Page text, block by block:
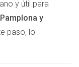
en Pamplona
y útil para
Pamplona y
paso, lo